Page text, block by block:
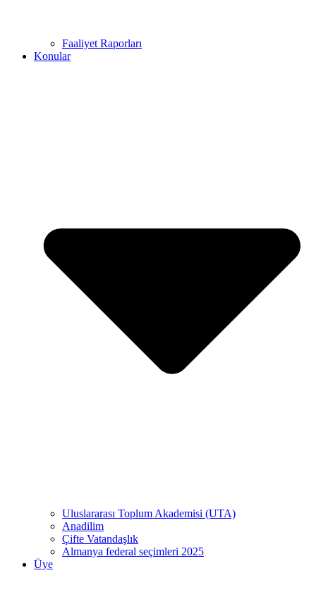
Faaliyet Raporları
Konular
Uluslararası Toplum Akademisi (UTA)
Anadilim
Çifte Vatandaşlık
Almanya federal seçimleri 2025
Üye